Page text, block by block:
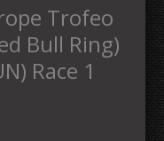
Trofeo
Bull Ring)
Race 1